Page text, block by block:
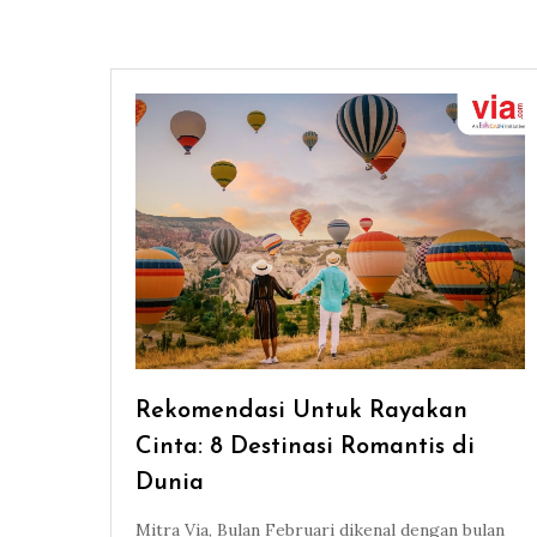
Rekomendasi Untuk Rayakan
Cinta: 8 Destinasi Romantis di
Dunia
Mitra Via, Bulan Februari dikenal dengan bulan